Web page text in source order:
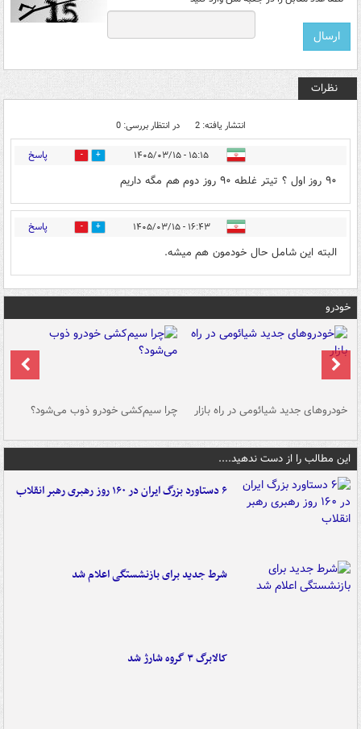
نظرات
انتشار یافته: 2 در انتظار بررسی: 0
۱۵:۱۵ - ۱۴۰۵/۰۳/۱۵ 0 پاسخ
۹۰ روز اول ؟ تیتر غلطه ۹۰ روز دوم هم مگه داریم
۱۶:۴۳ - ۱۴۰۵/۰۳/۱۵ 0 پاسخ
البته این شامل حال خودمون هم میشه.
خودرو
خودروهای جدید شیائومی در راه بازار چرا سیم‌کشی خودرو ذوب می‌شود؟
این مطالب را از دست ندهید....
۶ دستاورد بزرگ ایران در ۱۶۰ روز رهبری رهبر انقلاب
شرط جدید برای بازنشستگی اعلام شد
کالابرگ ۳ گروه شارژ شد